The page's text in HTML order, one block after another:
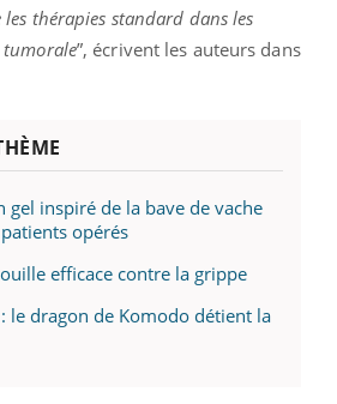
thérapies standard dans les
tumorale”, écrivent les auteurs dans
gel inspiré de la bave de vache
opérés
efficace contre la grippe
le dragon de Komodo détient la